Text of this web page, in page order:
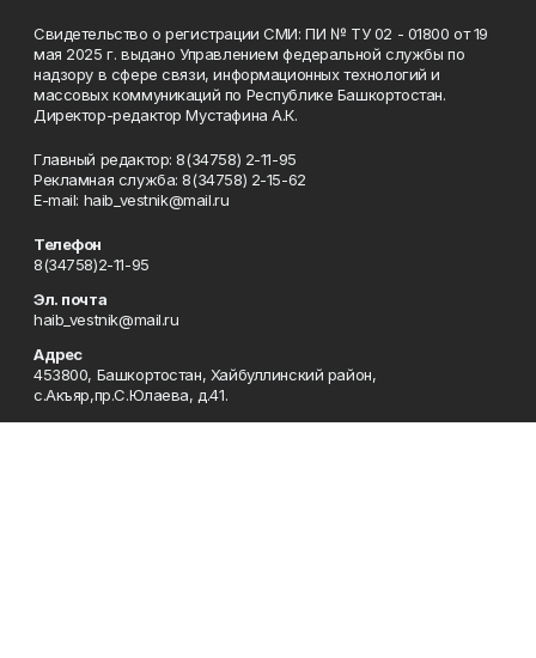
Свидетельство о регистрации СМИ: ПИ № ТУ 02 - 01800 от 19
мая 2025 г. выдано Управлением федеральной службы по
надзору в сфере связи, информационных технологий и
массовых коммуникаций по Республике Башкортостан.
Директор-редактор Мустафина А.К.
Главный редактор: 8(34758) 2-11-95
Рекламная служба: 8(34758) 2-15-62
Е-mаil: haib_vestnik@mail.ru
Телефон
8(34758)2-11-95
Эл. почта
haib_vestnik@mail.ru
Адрес
453800, Башкортостан, Хайбуллинский район,
с.Акъяр,пр.С.Юлаева, д.41.